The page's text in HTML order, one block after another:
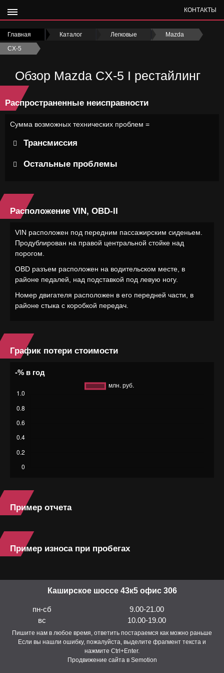
КОНТАКТЫ
Главная › Каталог Легковые › Mazda
›
CX-5
›
Обзор Mazda CX-5 I рестайлинг
Распространенные неисправности
Сумма возможных технических проблем =
Трансмиссия
Остальные проблемы
Расположение VIN, OBD-II
VIN расположен под передним пассажирским сиденьем.
Продублирован на правой центральной стойке над
порогом.
OBD разъем расположен на водительском месте, в
районе педалей, над подставкой под левую ногу.
Номер двигателя расположен в его передней части, в
районе стыка с коробкой передач.
График потери стоимости
-% в год
Пример отчета
Пример износа при пробегах
Каширское шоссе 43к5 офис 306
пн-сб
9.00-21.00
вс
10.00-19.00
Пишите нам в любое время, ответить постараемся как можно раньше
Если вы нашли ошибку, пожалуйста, выделите фрагмент текста и
нажмите Ctrl+Enter.
Продвижение сайта в Semotion